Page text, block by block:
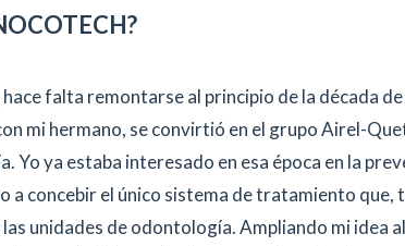
falta remontarse al principio de la década
mi hermano, se convirtió en el grupo Airel-
ya estaba interesado en esa época en la
a concebir el único sistema de tratamiento que,
unidades de odontología. Ampliando mi idea